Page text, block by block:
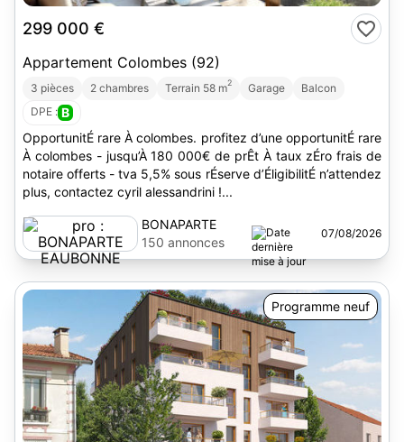
299 000 €
Appartement Colombes (92)
3 pièces 2 chambres Terrain 58 m2 Garage
Balcon
DPE : B
OpportunitÉ rare À colombes. profitez d’une opportunitÉ rare
À colombes - jusqu’À 180 000€ de prÊt À taux zÉro frais de
notaire offerts - tva 5,5% sous rÉserve d’ÉligibilitÉ n’attendez
plus, contactez cyril alessandrini !...
BONAPARTE
EAUBONNE
150 annonces
07/08/2026
Programme neuf